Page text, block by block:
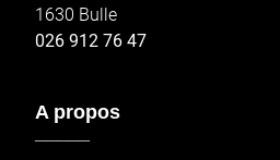
1630 Bulle
026 912 76 47
A propos